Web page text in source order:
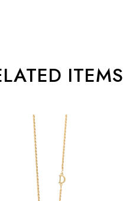
ITEMS